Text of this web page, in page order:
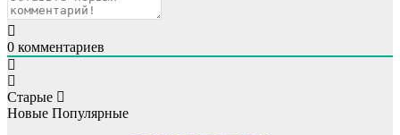
0 комментариев
Старые
Новые Популярные